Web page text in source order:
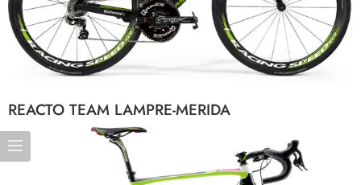
REACTO TEAM LAMPRE-MERIDA